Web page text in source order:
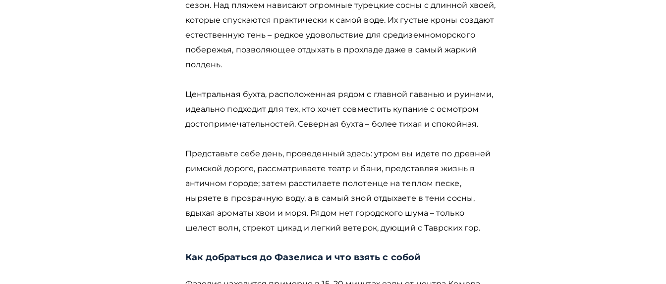
сезон. Над пляжем нависают огромные турецкие сосны с длинной хвоей,
которые спускаются практически к самой воде. Их густые кроны создают
естественную тень – редкое удовольствие для средиземноморского
побережья, позволяющее отдыхать в прохладе даже в самый жаркий
полдень.
Центральная бухта, расположенная рядом с главной гаванью и руинами,
идеально подходит для тех, кто хочет совместить купание с осмотром
достопримечательностей. Северная бухта – более тихая и спокойная.
Представьте себе день, проведенный здесь: утром вы идете по древней
римской дороге, рассматриваете театр и бани, представляя жизнь в
античном городе; затем расстилаете полотенце на теплом песке,
ныряете в прозрачную воду, а в самый зной отдыхаете в тени сосны,
вдыхая ароматы хвои и моря. Рядом нет городского шума – только
шелест волн, стрекот цикад и легкий ветерок, дующий с Таврских гор.
Как добраться до Фазелиса и что взять с собой